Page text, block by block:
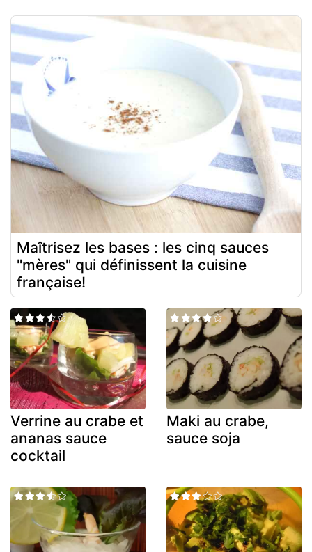
Maîtrisez les bases : les cinq sauces
"mères" qui définissent la cuisine
française!
Verrine au crabe et
ananas sauce
cocktail
Maki au crabe,
sauce soja